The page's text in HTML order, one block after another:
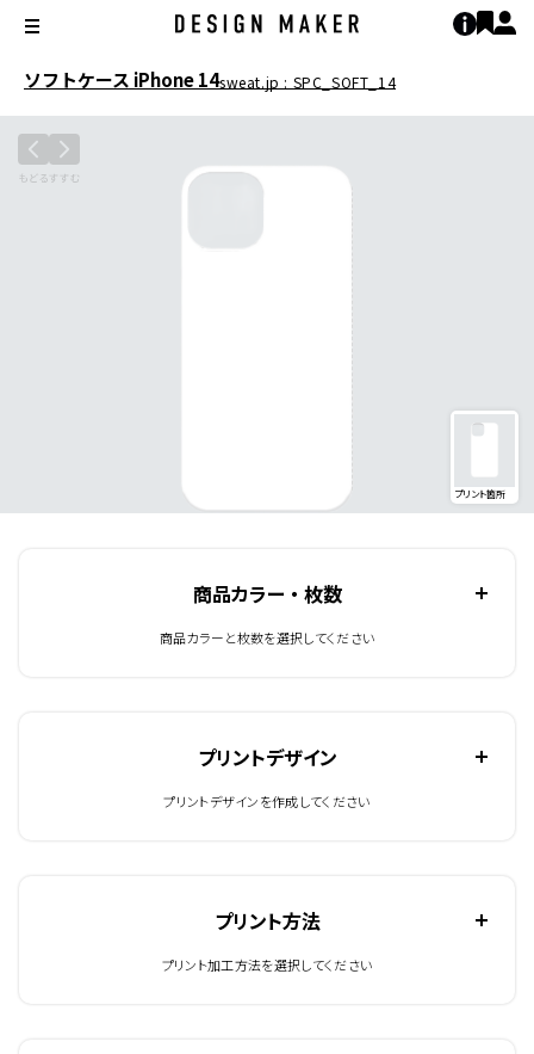
ソフトケース iPhone 14sweat.jp : SPC_SOFT_14
プリント箇所
商品カラー ・ 枚数
商品カラーと枚数を選択してください
プリントデザイン
プリントデザインを作成してください
プリント方法
プリント加工方法を選択してください